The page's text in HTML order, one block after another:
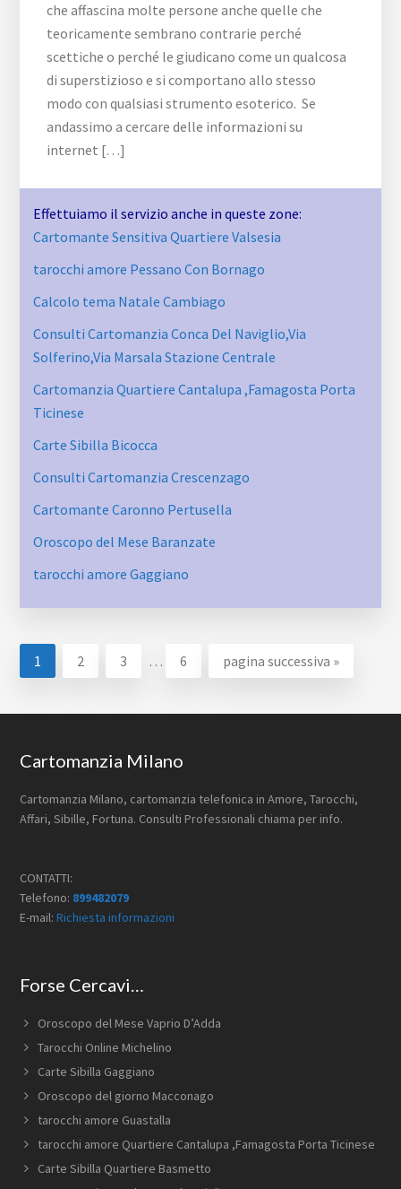
che affascina molte persone anche quelle che
teoricamente sembrano contrarie perché
scettiche o perché le giudicano come un qualcosa
di superstizioso e si comportano allo stesso
modo con qualsiasi strumento esoterico. Se
andassimo a cercare delle informazioni su
internet […]
Effettuiamo il servizio anche in queste zone:
Cartomante Sensitiva Quartiere Valsesia
tarocchi amore Pessano Con Bornago
Calcolo tema Natale Cambiago
Consulti Cartomanzia Conca Del Naviglio​,Via
Solferino,Via Marsala​ Stazione Centrale
Cartomanzia Quartiere Cantalupa ​,Famagosta​ Porta
Ticinese
Carte Sibilla Bicocca
Consulti Cartomanzia Crescenzago
Cartomante Caronno Pertusella
Oroscopo del Mese Baranzate
tarocchi amore Gaggiano
Pagina
1 Pagina
2 Pagina
3
Pagine
interim
… Pagina
6
Vai
alla
pagina successiva »
Footer
Cartomanzia Milano
Cartomanzia Milano, cartomanzia telefonica in Amore, Tarocchi,
Affari, Sibille, Fortuna. Consulti Professionali chiama per info.
CONTATTI:
Telefono: 899482079
E-mail:Richiesta informazioni
Forse Cercavi…
Oroscopo del Mese Vaprio D’Adda
Tarocchi Online Michelino
Carte Sibilla Gaggiano
Oroscopo del giorno Macconago
tarocchi amore Guastalla
tarocchi amore Quartiere Cantalupa ​,Famagosta​ Porta Ticinese
Carte Sibilla Quartiere Basmetto